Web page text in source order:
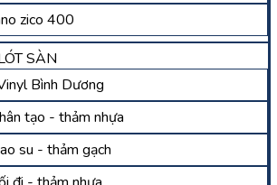
zico 400
SÀN
Bình Dương
tạo - thảm nhựa
su - thảm gạch